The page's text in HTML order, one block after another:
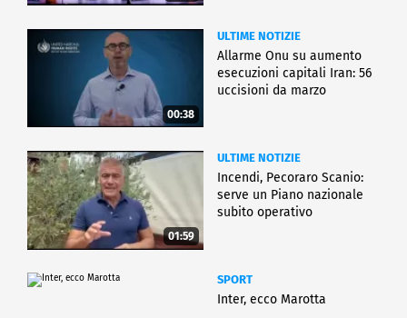
00:38
ULTIME NOTIZIE
Allarme Onu su aumento
esecuzioni capitali Iran: 56
uccisioni da marzo
01:59
ULTIME NOTIZIE
Incendi, Pecoraro Scanio:
serve un Piano nazionale
subito operativo
SPORT
Inter, ecco Marotta